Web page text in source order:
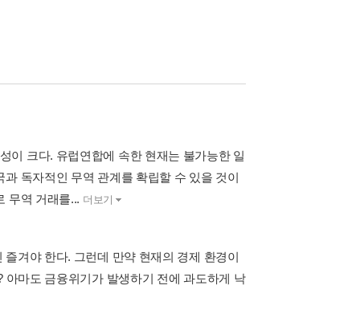
이 크다. 유럽연합에 속한 현재는 불가능한 일
독자적인 무역 관계를 확립할 수 있을 것이
무역 거래를... 더보기
겨야 한다. 그런데 만약 현재의 경제 환경이
마도 금융위기가 발생하기 전에 과도하게 낙